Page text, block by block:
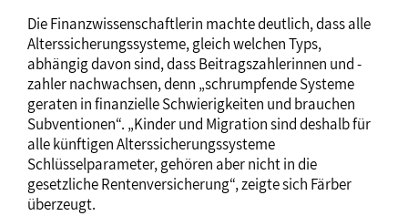
Die Finanzwissenschaftlerin machte deutlich, dass alle
Alterssicherungssysteme, gleich welchen Typs,
abhängig davon sind, dass Beitragszahlerinnen und -
zahler nachwachsen, denn „schrumpfende Systeme
geraten in finanzielle Schwierigkeiten und brauchen
Subventionen“. „Kinder und Migration sind deshalb für
alle künftigen Alterssicherungssysteme
Schlüsselparameter, gehören aber nicht in die
gesetzliche Rentenversicherung“, zeigte sich Färber
überzeugt.